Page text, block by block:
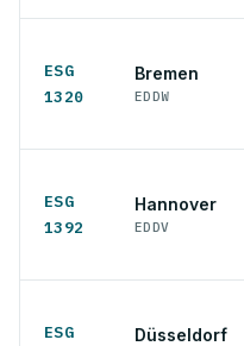
ESG
1320
Bremen
EDDW
ESG
1392
Hannover
EDDV
ESG
Düsseldorf